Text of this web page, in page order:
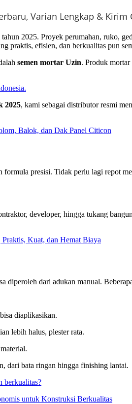
2025. Proyek perumahan, ruko,
praktis, efisien, dan berkualitas pun
semen mortar Uzin. Produk
2025, kami sebagai distributor resmi
Balok, dan Dak Panel Citicon
presisi. Tidak perlu lagi repot
developer, hingga tukang
Kuat, dan Hemat Biaya
dari adukan manual.
diaplikasikan.
lebih halus, plester rata.
dari bata ringan hingga finishing lantai.
berkualitas?
untuk Konstruksi Berkualitas